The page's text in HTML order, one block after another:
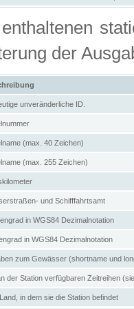
der
unveränderliche ID.
(max. 40 Zeichen)
(max. 255 Zeichen)
und Schifffahrtsamt
in WGS84 Dezimalnotation
in WGS84 Dezimalnotation
zum Gewässer (shortname und
der Station verfügbaren Zeitreihen
in dem sie die Station befindet